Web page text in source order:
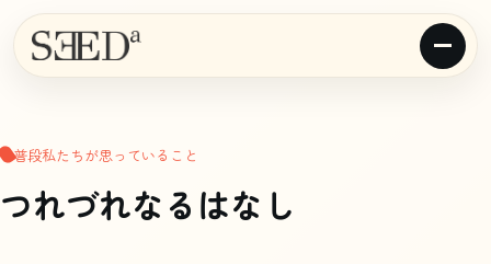
普段私たちが思っていること
つれづれなるはなし